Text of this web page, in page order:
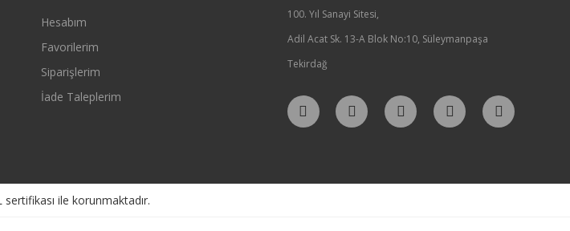
Hesabım
Favorilerim
Siparişlerim
İade Taleplerim
100. Yıl Sanayi Sitesi,
Adil Acat Sk. 13-A Blok No:10, Süleymanpaşa
Tekirdağ
ile korunmaktadır.